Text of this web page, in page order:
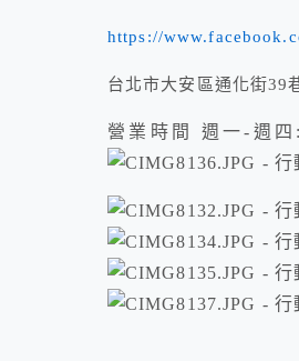
https://
台北市大安區通化街39
營業時間 週一-週四